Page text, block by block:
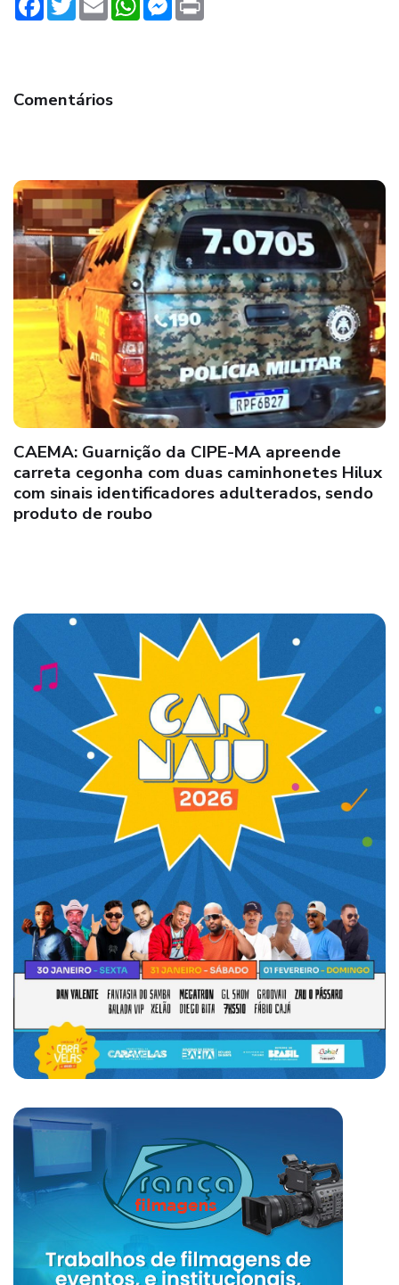
Comentários
Eunápolis iniciou programação do Mês da
Mulher com evento na Praça do Pequi; eventos
seguem até 29 de março em diversos bairros